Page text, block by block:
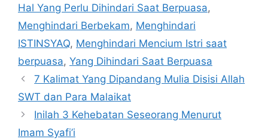
Hal Yang Perlu Dihindari Saat Berpuasa,
Menghindari Berbekam, Menghindari
ISTINSYAQ, Menghindari Mencium Istri saat
berpuasa, Yang Dihindari Saat Berpuasa
7 Kalimat Yang Dipandang Mulia Disisi Allah
SWT dan Para Malaikat
Inilah 3 Kehebatan Seseorang Menurut
Imam Syafi’i